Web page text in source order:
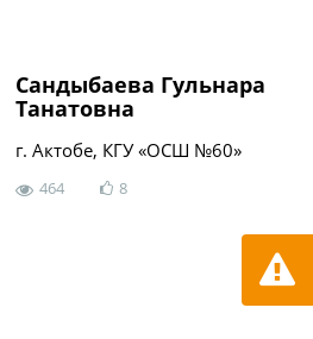
Сандыбаева Гульнара
Танатовна
г. Актобе, КГУ «ОСШ №60»
464 8